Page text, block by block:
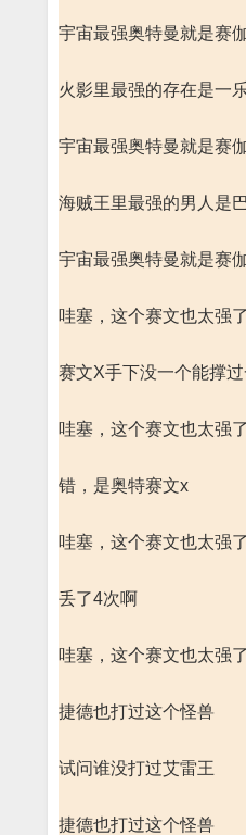
宇宙最强奥特曼就是赛
火影里最强的存在是一
宇宙最强奥特曼就是赛
海贼王里最强的男人是
宇宙最强奥特曼就是赛
哇塞，这个赛文也太强
赛文X手下没一个能撑
哇塞，这个赛文也太强
错，是奥特赛文x
哇塞，这个赛文也太强
丢了4次啊
哇塞，这个赛文也太强
捷德也打过这个怪兽
试问谁没打过艾雷王
捷德也打过这个怪兽